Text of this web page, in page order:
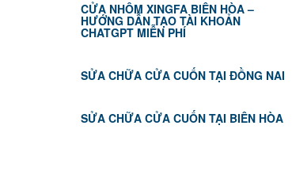
CỬA NHÔM XINGFA BIÊN HÒA –
HƯỚNG DẪN TẠO TÀI KHOẢN
CHATGPT MIỄN PHÍ
SỬA CHỮA CỬA CUỐN TẠI ĐỒNG NAI
SỬA CHỮA CỬA CUỐN TẠI BIÊN HÒA